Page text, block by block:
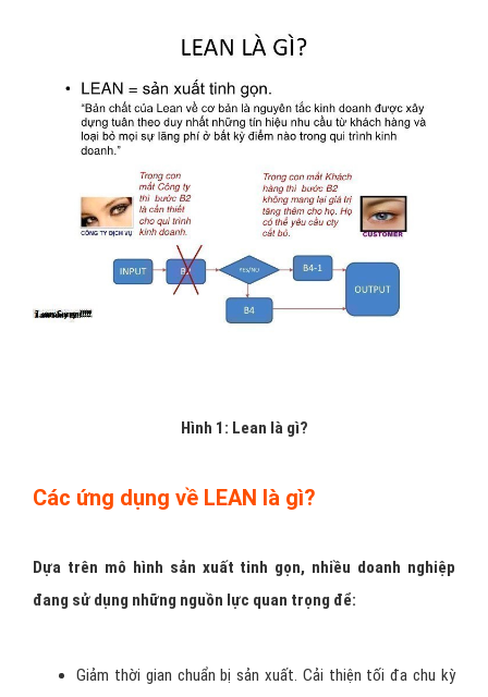
Hình 1: Lean là gì?
Các ứng dụng về LEAN là gì?
Dựa trên mô hình sản xuất tinh gọn, nhiều doanh nghiệp
đang sử dụng những nguồn lực quan trọng để:
Giảm thời gian chuẩn bị sản xuất. Cải thiện tối đa chu kỳ